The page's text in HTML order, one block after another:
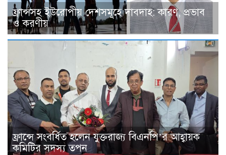
ফ্রান্সসহ ইউরোপীয় দেশসমূহে দাবদাহ: কারণ, প্রভাব
ও করণীয়
ফ্রান্সে সংবর্ধিত হলেন যুক্তরাজ্য বিএনপি’র আহ্বায়ক
কমিটির সদস্য তপন